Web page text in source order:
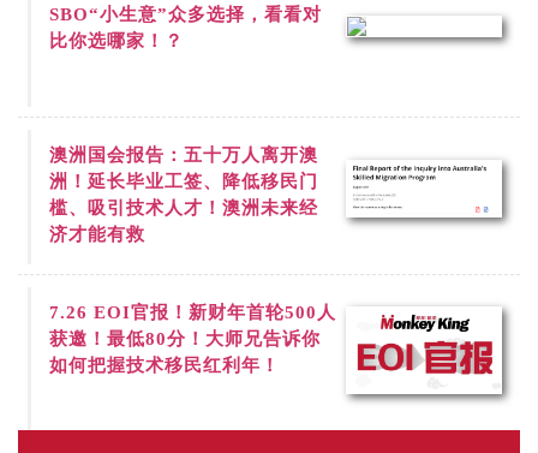
SBO“小生意”众多选择，看看对
比你选哪家！？
澳洲国会报告：五十万人离开澳
洲！延长毕业工签、降低移民门
槛、吸引技术人才！澳洲未来经
济才能有救
7.26 EOI官报！新财年首轮500人
获邀！最低80分！大师兄告诉你
如何把握技术移民红利年！